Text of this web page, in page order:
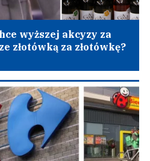
wyższej akcyzy za
złotówką za złotówkę?